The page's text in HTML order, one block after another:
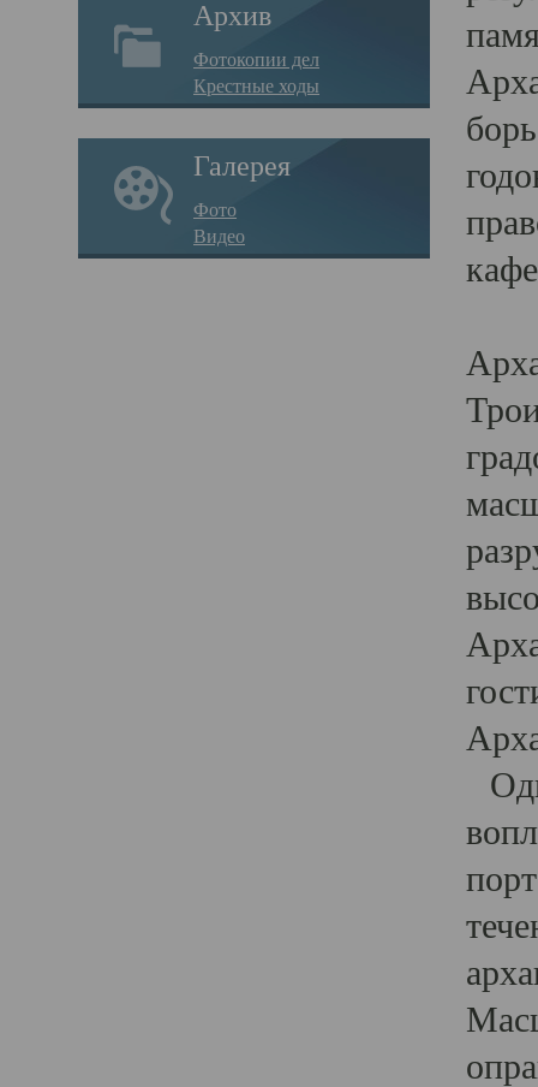
Архив
Фотокопии дел
Крестные ходы
Галерея
Фото
Видео